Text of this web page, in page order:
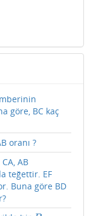
göre, BC kaç
oranı ?
AB
teğettir. EF
Buna göre BD